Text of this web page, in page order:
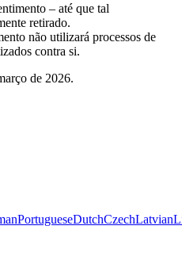
– até que tal
retirado.
não utilizará processos de
contra si.
de 2026.
PortugueseDutchCzechLatvian